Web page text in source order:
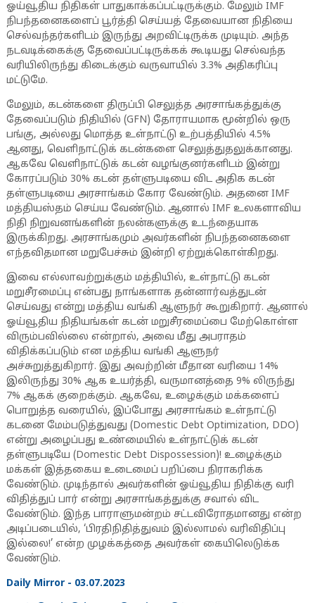
ஓய்வூதிய நிதிகள் பாதுகாக்கப்பட்டிருக்கும். மேலும் IMF
நிபந்தனைகளைப் பூர்த்தி செய்யத் தேவையான நிதியை
செல்வந்தர்களிடம் இருந்து அறவிட்டிருக்க முடியும். அந்த
நடவடிக்கைக்கு தேவைப்பட்டிருக்கக் கூடியது செல்வந்த
வரியிலிருந்து கிடைக்கும் வருவாயில் 3.3% அதிகரிப்பு
மட்டுமே.
மேலும், கடன்களை திருப்பி செலுத்த அரசாங்கத்துக்கு
தேவைப்படும் நிதியில் (GFN) தோராயமாக மூன்றில் ஒரு
பங்கு, அல்லது மொத்த உள்நாட்டு உற்பத்தியில் 4.5%
ஆனது, வெளிநாட்டுக் கடன்களை செலுத்துதலுக்கானது.
ஆகவே வெளிநாட்டுக் கடன் வழங்குனர்களிடம் இன்று
கோரப்படும் 30% கடன் தள்ளுபடியை விட அதிக கடன்
தள்ளுபடியை அரசாங்கம் கோர வேண்டும். அதனை IMF
மத்தியஸ்தம் செய்ய வேண்டும். ஆனால் IMF உலகளாவிய
நிதி நிறுவனங்களின் நலன்களுக்கு உடந்தையாக
இருக்கிறது. அரசாங்கமும் அவர்களின் நிபந்தனைகளை
எந்தவிதமான மறுபேச்சும் இன்றி ஏற்றுக்கொள்கிறது.
இவை எல்லாவற்றுக்கும் மத்தியில், உள்நாட்டு கடன்
மறுசீரமைப்பு என்பது நாங்களாக தன்னார்வத்துடன்
செய்வது என்று மத்திய வங்கி ஆளுநர் கூறுகிறார். ஆனால்
ஓய்வூதிய நிதியங்கள் கடன் மறுசீரமைப்பை மேற்கொள்ள
விரும்பவில்லை என்றால், அவை மீது அபராதம்
விதிக்கப்படும் என மத்திய வங்கி ஆளுநர்
அச்சுறுத்துகிறார். இது அவற்றின் மீதான வரியை 14%
இலிருந்து 30% ஆக உயர்த்தி, வருமானத்தை 9% லிருந்து
7% ஆகக் குறைக்கும். ஆகவே, உழைக்கும் மக்களைப்
பொறுத்த வரையில், இப்போது அரசாங்கம் உள்நாட்டு
கடனை மேம்படுத்துவது (Domestic Debt Optimization, DDO)
என்று அழைப்பது உண்மையில் உள்நாட்டுக் கடன்
தள்ளுபடியே (Domestic Debt Dispossession)! உழைக்கும்
மக்கள் இத்தகைய உடைமைப் பறிப்பை நிராகரிக்க
வேண்டும். முடிந்தால் அவர்களின் ஓய்வூதிய நிதிக்கு வரி
விதித்துப் பார் என்று அரசாங்கத்துக்கு சவால் விட
வேண்டும். இந்த பாராளுமன்றம் சட்டவிரோதமானது என்ற
அடிப்படையில், ‘பிரதிநிதித்துவம் இல்லாமல் வரிவிதிப்பு
இல்லை!’ என்ற முழக்கத்தை அவர்கள் கையிலெடுக்க
வேண்டும்.
Daily Mirror - 03.07.2023